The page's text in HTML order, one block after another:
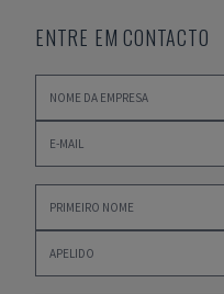
ENTRE EM CONTACTO